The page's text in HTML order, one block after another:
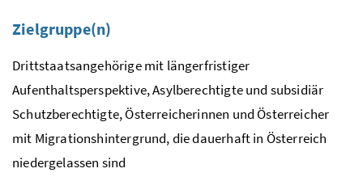
Zielgruppe(n)
Drittstaatsangehörige mit längerfristiger
Aufenthaltsperspektive, Asylberechtigte und subsidiär
Schutzberechtigte, Österreicherinnen und Österreicher
mit Migrationshintergrund, die dauerhaft in Österreich
niedergelassen sind